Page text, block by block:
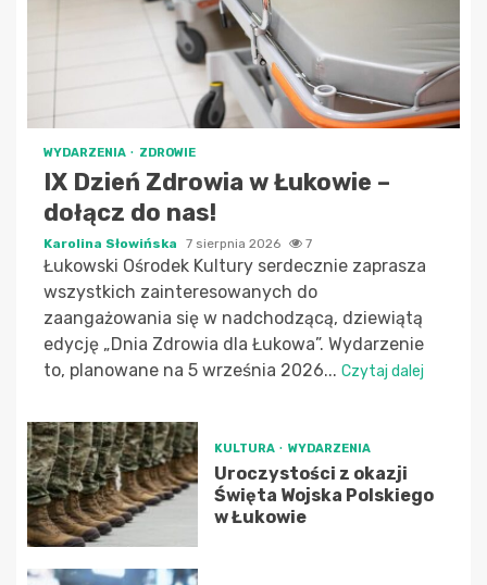
WYDARZENIA ZDROWIE
IX Dzień Zdrowia w Łukowie –
dołącz do nas!
Karolina Słowińska 7 sierpnia 2026 7
Łukowski Ośrodek Kultury serdecznie zaprasza
wszystkich zainteresowanych do
zaangażowania się w nadchodzącą, dziewiątą
edycję „Dnia Zdrowia dla Łukowa”. Wydarzenie
to, planowane na 5 września 2026... Czytaj dalej
KULTURA WYDARZENIA
Uroczystości z okazji
Święta Wojska Polskiego
w Łukowie